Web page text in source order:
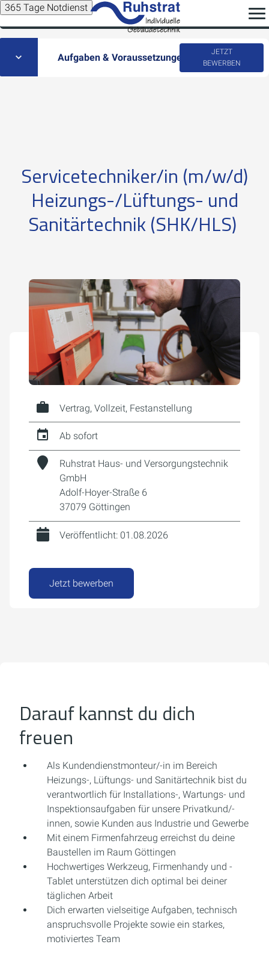
365 Tage Notdienst
Aufgaben & Voraussetzungen
JETZT
BEWERBEN
Servicetechniker/in (m/w/d)
Heizungs-/Lüftungs- und
Sanitärtechnik (SHK/HLS)
Vertrag, Vollzeit, Festanstellung
Ab sofort
Ruhstrat Haus- und Versorgungstechnik
GmbH
Adolf-Hoyer-Straße 6
37079 Göttingen
Veröffentlicht: 01.08.2026
Jetzt bewerben
Darauf kannst du dich
freuen
Als Kundendienstmonteur/-in im Bereich
Heizungs-, Lüftungs- und Sanitärtechnik bist du
verantwortlich für Installations-, Wartungs- und
Inspektionsaufgaben für unsere Privatkund/-
innen, sowie Kunden aus Industrie und Gewerbe
Mit einem Firmenfahrzeug erreichst du deine
Baustellen im Raum Göttingen
Hochwertiges Werkzeug, Firmenhandy und -
Tablet unterstützen dich optimal bei deiner
täglichen Arbeit
Dich erwarten vielseitige Aufgaben, technisch
anspruchsvolle Projekte sowie ein starkes,
motiviertes Team